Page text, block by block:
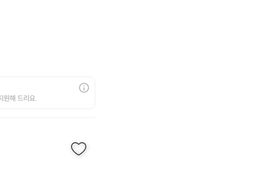
원해 드리요.